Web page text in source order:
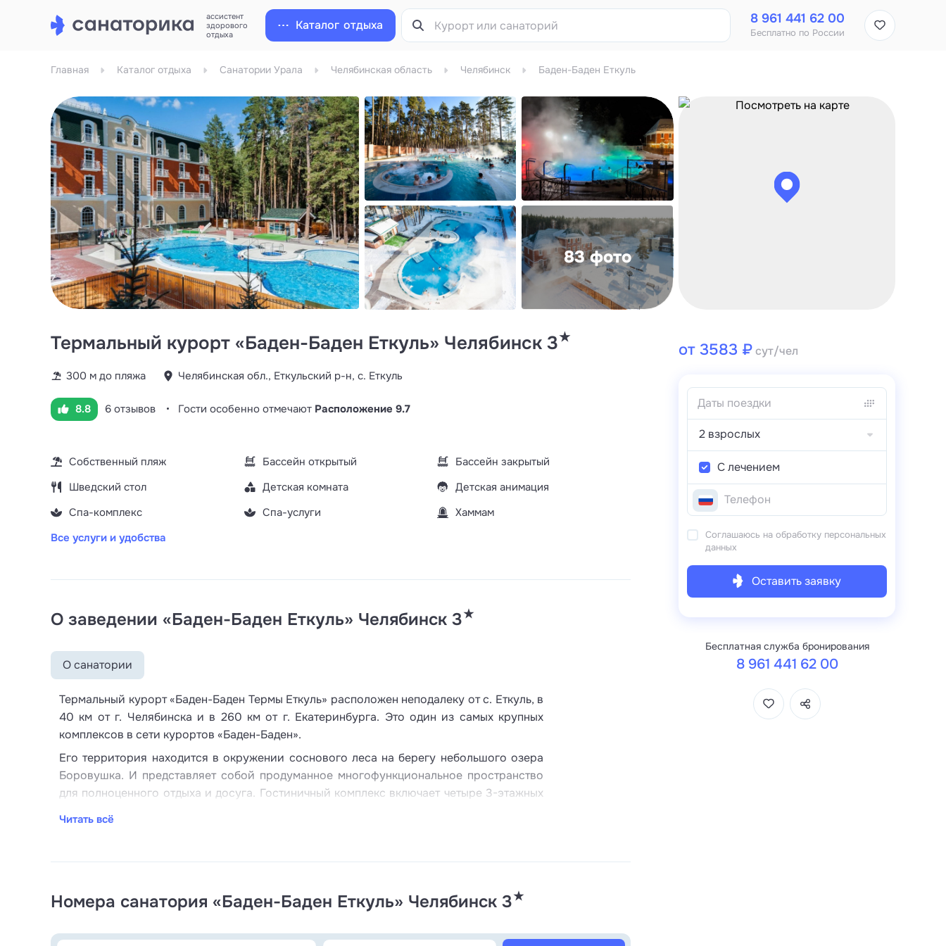
ассистент
здорового
отдыха
Каталог отдыха 8 961 441 62 00
Бесплатно по России
Главная Каталог отдыха Санатории Урала Челябинская область Челябинск Баден-Баден Еткуль
83 фото
Термальный курорт «Баден-Баден Еткуль» Челябинск 3★
300 м до пляжа Челябинская обл., Еткульский р-н, с. Еткуль
8.8 6 отзывов Гости особенно отмечают Расположение 9.7
Собственный пляж Бассейн открытый
Бассейн закрытый
Шведский стол
Детская комната
Детская анимация
Спа-комплекс
Спа-услуги
Хаммам
Все услуги и удобства
О заведении «Баден-Баден Еткуль» Челябинск 3★
О санатории
Термальный курорт «Баден-Баден Термы Еткуль» расположен неподалеку от с. Еткуль, в
40 км от г. Челябинска и в 260 км от г. Екатеринбурга. Это один из самых крупных
комплексов в сети курортов «Баден-Баден».
Его территория находится в окружении соснового леса на берегу небольшого озера
Боровушка. И представляет собой продуманное многофункциональное пространство
для полноценного отдыха и досуга. Гостиничный комплекс включает четыре 3-этажных
размещения от эконом уровня с удобствами на этаже до апартаментов с собственной
Ресторанный центр является уникальной банкетной площадкой. Гостей отеля ждет
танцевальной зоной с хорошей акустикой. Рядом обустроен каминный зал с
Читать всё
Номера санатория «Баден-Баден Еткуль» Челябинск 3★
от 3583 ₽сут/чел
2 взрослых
С лечением
Соглашаюсь на обработку персональных
данных
Оставить заявку
Бесплатная служба бронирования
8 961 441 62 00